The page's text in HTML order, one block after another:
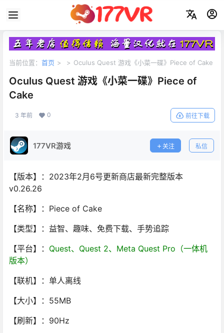
当前位置： 首页 > > Oculus Quest 游戏《小菜一碟》Piece of Cake
Oculus Quest 游戏《小菜一碟》Piece of
Cake
3 年前 0 前往下载
177VR游戏 关注 私信
【版本】：2023年2月6号更新商店最新完整版本
v0.26.26
【名称】：Piece of Cake
【类型】：益智、趣味、免费下载、手势追踪
【平台】： Quest、Quest 2、Meta Quest Pro（一体机
版本）
【联机】：单人离线
【大小】：55MB
【刷新】：90Hz